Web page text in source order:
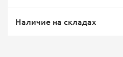
Доставка Почтой России
Бренд
Наличие на складах